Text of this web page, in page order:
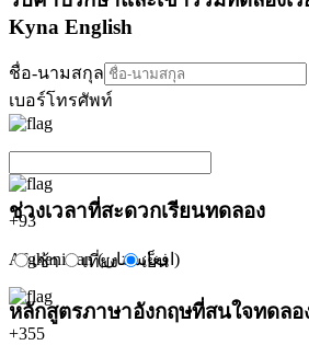
Kyna English
ชื่อ-นามสกุล
เบอร์โทรศัพท์
+93
Afghanistan (‫افغانستان‬‎)
+355
ช่วงเวลาที่สะดวกเรียนทดลอง
เช้า เที่ยง เย็น
หลักสูตรภาษาอังกฤษที่สนใจทดลอ